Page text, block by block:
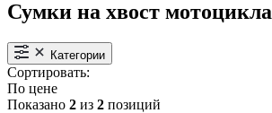
Сумки на хвост мотоцикла
Категории
Сортировать:
По цене
Показано 2 из 2 позиций